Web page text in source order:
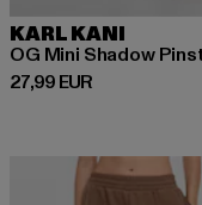
KARL KANI
27,99 EUR
Derzeitiger Preis: 27,99